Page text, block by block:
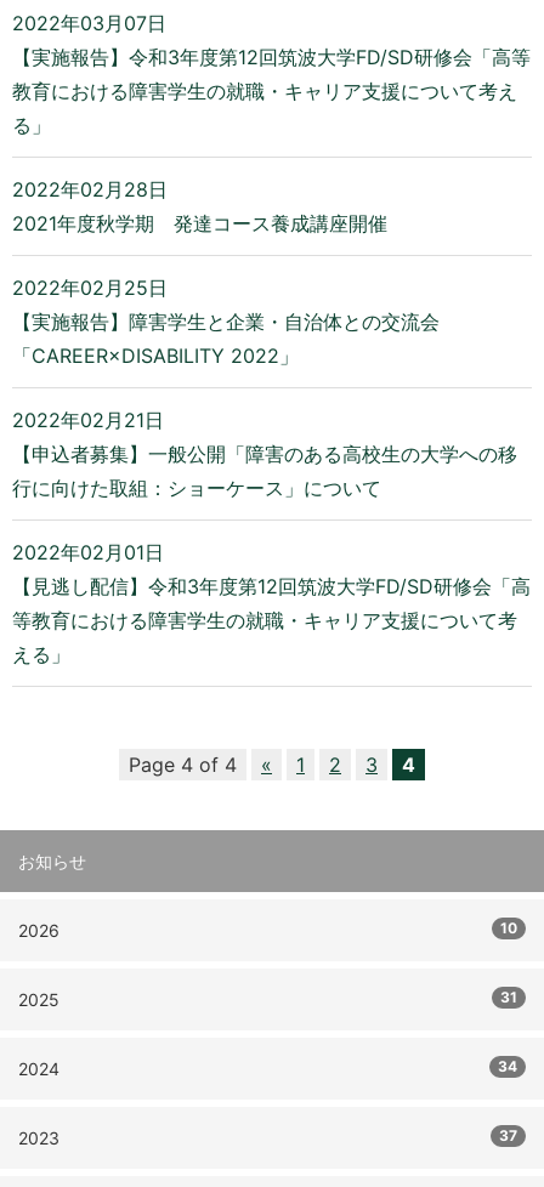
2022年03月07日
【実施報告】令和3年度第12回筑波大学FD/SD研修会「高等
教育における障害学生の就職・キャリア支援について考え
る」
2022年02月28日
2021年度秋学期 発達コース養成講座開催
2022年02月25日
【実施報告】障害学生と企業・自治体との交流会
「CAREER×DISABILITY 2022」
2022年02月21日
【申込者募集】一般公開「障害のある高校生の大学への移
行に向けた取組：ショーケース」について
2022年02月01日
【見逃し配信】令和3年度第12回筑波大学FD/SD研修会「高
等教育における障害学生の就職・キャリア支援について考
える」
Page 4 of 4 « 1 2 3 4
お知らせ
2026 10
2025 31
2024 34
2023 37